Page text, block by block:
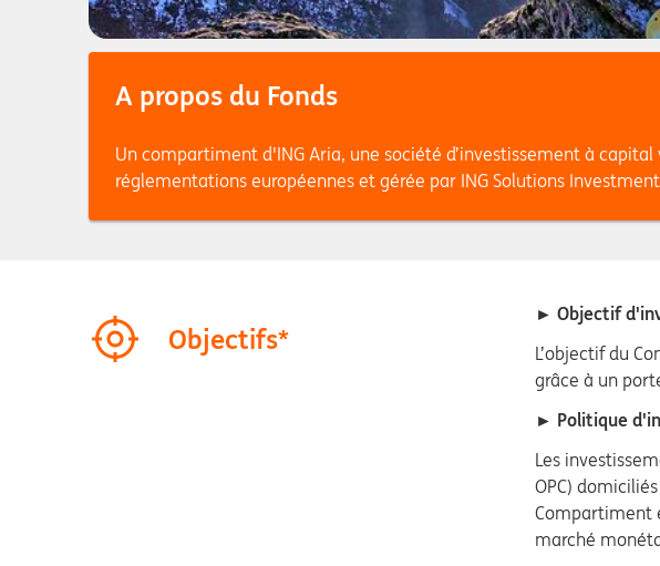
A propos du Fonds
Un compartiment d'ING Aria, une société d’investissement à
réglementations européennes et gérée par ING Solutions
Objectifs*
► Objectif
L’objectif du
grâce à un
► Politique
Les
OPC)
Compartiment
marché